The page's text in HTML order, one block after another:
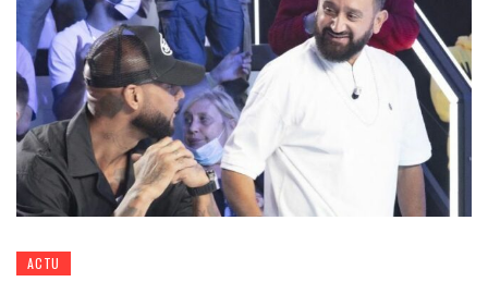
ACTU